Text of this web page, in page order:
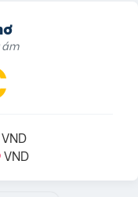
VND
VND